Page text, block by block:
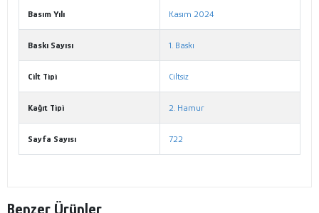
Basım Yılı Kasım 2024
Baskı Sayısı 1. Baskı
Cilt Tipi Ciltsiz
Kağıt Tipi 2. Hamur
Sayfa Sayısı 722
Benzer Ürünler